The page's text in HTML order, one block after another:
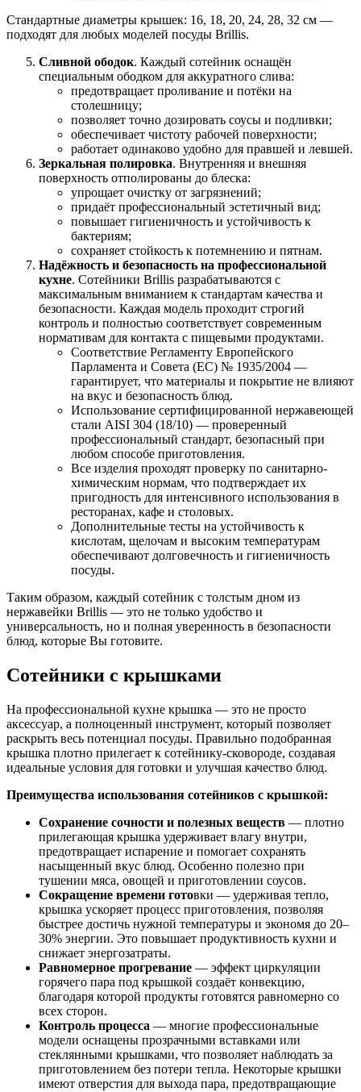
Стандартные диаметры крышек: 16, 18, 20, 24, 28, 32 см —
подходят для любых моделей посуды Brillis.
Сливной ободок. Каждый сотейник оснащён
специальным ободком для аккуратного слива:
предотвращает проливание и потёки на
столешницу;
позволяет точно дозировать соусы и подливки;
обеспечивает чистоту рабочей поверхности;
работает одинаково удобно для правшей и левшей.
Зеркальная полировка. Внутренняя и внешняя
поверхность отполированы до блеска:
упрощает очистку от загрязнений;
придаёт профессиональный эстетичный вид;
повышает гигиеничность и устойчивость к
бактериям;
сохраняет стойкость к потемнению и пятнам.
Надёжность и безопасность на профессиональной
кухне. Сотейники Brillis разрабатываются с
максимальным вниманием к стандартам качества и
безопасности. Каждая модель проходит строгий
контроль и полностью соответствует современным
нормативам для контакта с пищевыми продуктами.
Соответствие Регламенту Европейского
Парламента и Совета (ЕС) № 1935/2004 —
гарантирует, что материалы и покрытие не влияют
на вкус и безопасность блюд.
Использование сертифицированной нержавеющей
стали AISI 304 (18/10) — проверенный
профессиональный стандарт, безопасный при
любом способе приготовления.
Все изделия проходят проверку по санитарно-
химическим нормам, что подтверждает их
пригодность для интенсивного использования в
ресторанах, кафе и столовых.
Дополнительные тесты на устойчивость к
кислотам, щелочам и высоким температурам
обеспечивают долговечность и гигиеничность
посуды.
Таким образом, каждый сотейник с толстым дном из
нержавейки Brillis — это не только удобство и
универсальность, но и полная уверенность в безопасности
блюд, которые Вы готовите.
Сотейники с крышками
На профессиональной кухне крышка — это не просто
аксессуар, а полноценный инструмент, который позволяет
раскрыть весь потенциал посуды. Правильно подобранная
крышка плотно прилегает к сотейнику-сковороде, создавая
идеальные условия для готовки и улучшая качество блюд.
Преимущества использования сотейников с крышкой:
Сохранение сочности и полезных веществ — плотно
прилегающая крышка удерживает влагу внутри,
предотвращает испарение и помогает сохранять
насыщенный вкус блюд. Особенно полезно при
тушении мяса, овощей и приготовлении соусов.
Сокращение времени готовки — удерживая тепло,
крышка ускоряет процесс приготовления, позволяя
быстрее достичь нужной температуры и экономя до 20–
30% энергии. Это повышает продуктивность кухни и
снижает энергозатраты.
Равномерное прогревание — эффект циркуляции
горячего пара под крышкой создаёт конвекцию,
благодаря которой продукты готовятся равномерно со
всех сторон.
Контроль процесса — многие профессиональные
модели оснащены прозрачными вставками или
стеклянными крышками, что позволяет наблюдать за
приготовлением без потери тепла. Некоторые крышки
имеют отверстия для выхода пара, предотвращающие